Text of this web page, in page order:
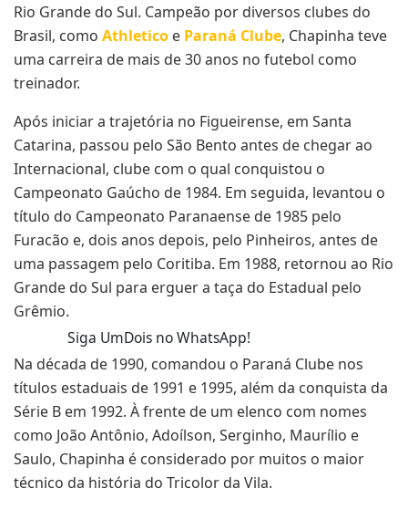
Rio Grande do Sul. Campeão por diversos clubes do
Brasil, como Athletico e Paraná Clube, Chapinha teve
uma carreira de mais de 30 anos no futebol como
treinador.
Após iniciar a trajetória no Figueirense, em Santa
Catarina, passou pelo São Bento antes de chegar ao
Internacional, clube com o qual conquistou o
Campeonato Gaúcho de 1984. Em seguida, levantou o
título do Campeonato Paranaense de 1985 pelo
Furacão e, dois anos depois, pelo Pinheiros, antes de
uma passagem pelo Coritiba. Em 1988, retornou ao Rio
Grande do Sul para erguer a taça do Estadual pelo
Grêmio.
Siga UmDois no WhatsApp!
Na década de 1990, comandou o Paraná Clube nos
títulos estaduais de 1991 e 1995, além da conquista da
Série B em 1992. À frente de um elenco com nomes
como João Antônio, Adoílson, Serginho, Maurílio e
Saulo, Chapinha é considerado por muitos o maior
técnico da história do Tricolor da Vila.